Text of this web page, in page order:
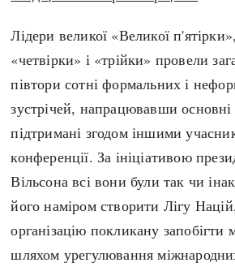
Лідери великої «Великої
«четвірки» і «трійки» провели
півтори сотні формальних і
зустрічей, напрацювавши
підтримані згодом іншими
конференції. За ініціативою
Вільсона всі вони були так чи
його наміром створити Лігу
організацію покликану запобігти
шляхом урегулювання